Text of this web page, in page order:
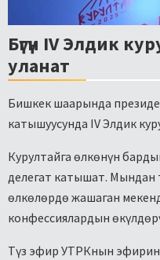
Бүгүн IV Элдик
уланат
Бишкек шаарында
катышуусунда IV Элдик
Курултайга өлкөнүн
делегат катышат.
өлкөлөрдө жашаган
конфессиялардын
Түз эфир УТРКнын